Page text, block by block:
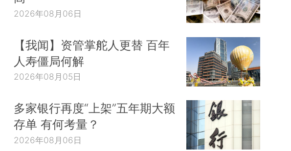
2026年08月06日
【我闻】资管掌舵人更替 百年
人寿僵局何解
2026年08月05日
多家银行再度“上架”五年期大额
存单 有何考量？
2026年08月06日